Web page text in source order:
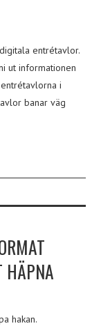
entrétavlor.
ut informationen
i
banar väg
HÄPNA
hakan.